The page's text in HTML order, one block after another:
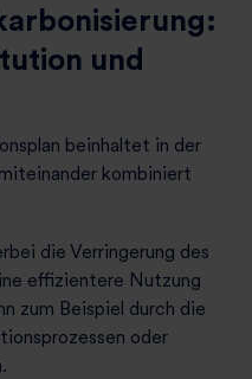
und
beinhaltet in der
kombiniert
die Verringerung des
effizientere Nutzung
zum Beispiel durch die
oder